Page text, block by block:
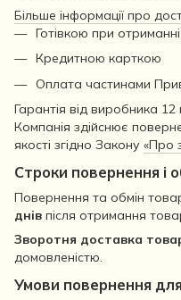
Більше інформації про
Готівкою при отриманні
Кредитною карткою
Оплата частинами
Гарантія від виробника 12
Компанія здійснює
якості згідно Закону «Про
Строки повернення і
Повернення та обмін
днів після отримання
Зворотня доставка
домовленістю.
Умови повернення